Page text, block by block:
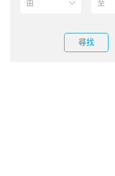
尋找